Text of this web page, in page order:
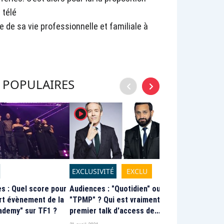
télé
de sa vie professionnelle et familiale à
POPULAIRES
: Quel score pour
évènement de la
sur TF1 ?
player2
EXCLUSIVITÉ
EXCLU
Audiences : "Quotidien" ou
"TPMP" ? Qui est vraiment le
premier talk d'access de
France ? Tous les chiffres
chevron_left chevron_right